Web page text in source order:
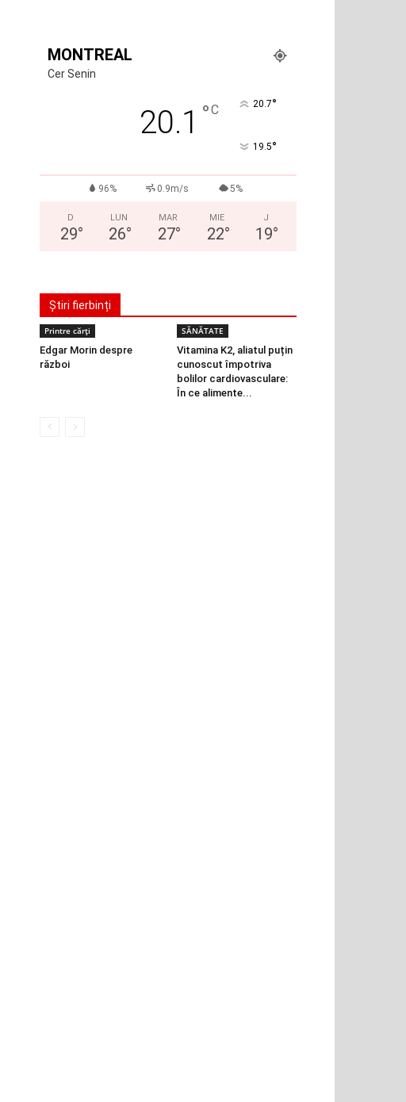
MONTREAL
Cer Senin
20.1 °C 20.7°
19.5°
96% 0.9m/s 5%
D
29°
LUN
26°
MAR
27°
MIE
22°
J
19°
Știri fierbinți
Printre cărți
Edgar Morin despre
război
SĂNĂTATE
Vitamina K2, aliatul puțin
cunoscut împotriva
bolilor cardiovasculare:
În ce alimente...